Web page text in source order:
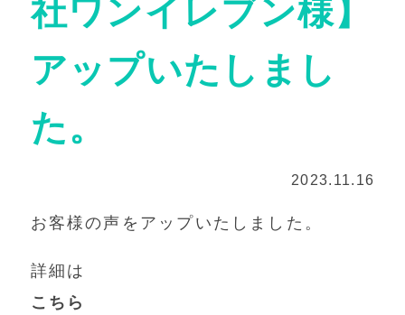
社ワンイレブン様】
アップいたしまし
た。
2023.11.16
お客様の声をアップいたしました。
詳細は
こちら